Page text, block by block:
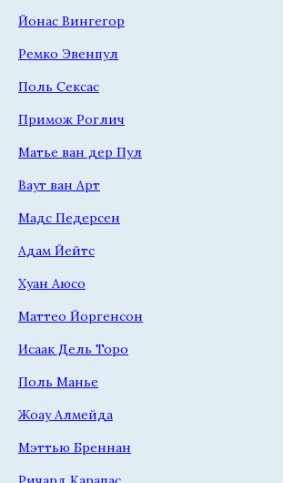
Йонас Вингегор
Ремко Эвенпул
Поль Сексас
Примож Роглич
Матье ван дер Пул
Ваут ван Арт
Мадс Педерсен
Адам Йейтс
Хуан Аюсо
Маттео Йоргенсон
Исаак Дель Торо
Поль Манье
Жоау Алмейда
Мэттью Бреннан